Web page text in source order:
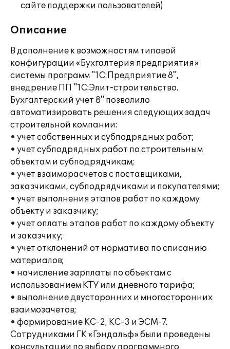
сайте поддержки пользователей)
Описание
В дополнение к возможностям типовой
конфигурации «Бухгалтерия предприятия»
системы программ "1С:Предприятие 8",
внедрение ПП "1C:Элит-строительство.
Бухгалтерский учет 8" позволило
автоматизировать решения следующих задач
строительной компании:
• учет собственных и субподрядных работ;
• учет субподрядных работ по строительным
объектам и субподрядчикам;
• учет взаиморасчетов с поставщиками,
заказчиками, субподрядчиками и покупателями;
• учет выполнения этапов работ по каждому
объекту и заказчику;
• учет оплаты этапов работ по каждому объекту
и заказчику;
• учет отклонений от норматива по списанию
материалов;
• начисление зарплаты по объектам с
использованием КТУ или дневного тарифа;
• выполнение двусторонних и многосторонних
взаимозачетов;
• формирование КС-2, КС-3 и ЭСМ-7.
Сотрудниками ГК «Гэндальф» были проведены
консультации по выбору программного